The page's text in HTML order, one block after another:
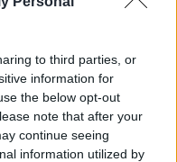
to third parties, or
information for
the below opt-out
note that after your
continue seeing
information utilized by